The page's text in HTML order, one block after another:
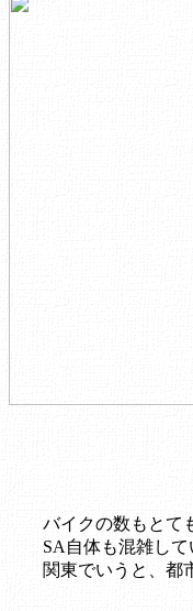
バイクの数もとて
SA自体も混雑して
関東でいうと、都